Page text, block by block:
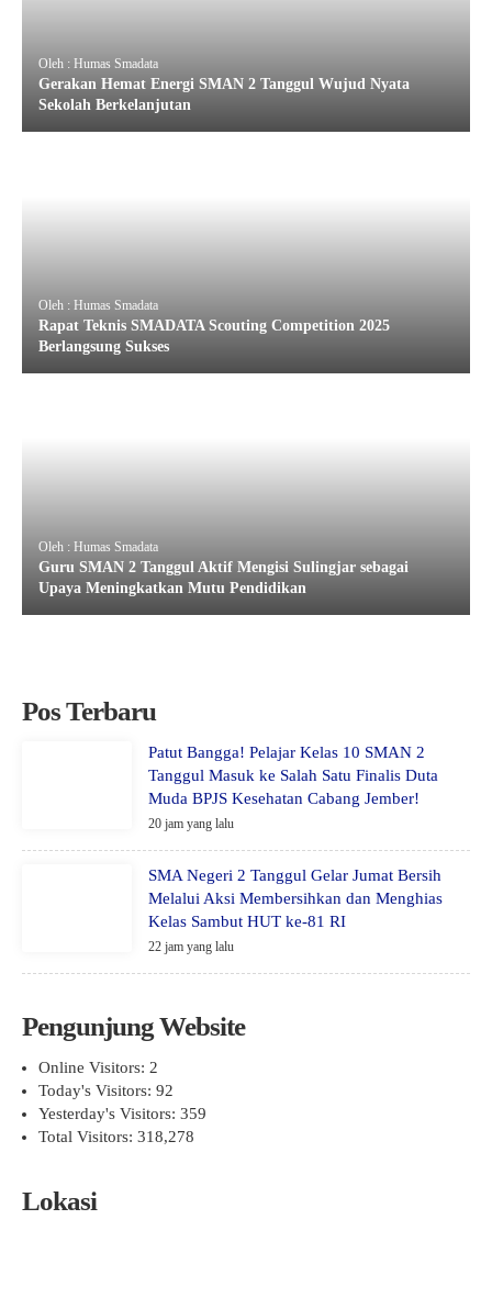
Oleh : Humas Smadata
Gerakan Hemat Energi SMAN 2 Tanggul Wujud Nyata
Sekolah Berkelanjutan
Oleh : Humas Smadata
Rapat Teknis SMADATA Scouting Competition 2025
Berlangsung Sukses
Oleh : Humas Smadata
Guru SMAN 2 Tanggul Aktif Mengisi Sulingjar sebagai
Upaya Meningkatkan Mutu Pendidikan
Pos Terbaru
Patut Bangga! Pelajar Kelas 10 SMAN 2
Tanggul Masuk ke Salah Satu Finalis Duta
Muda BPJS Kesehatan Cabang Jember!
20 jam yang lalu
SMA Negeri 2 Tanggul Gelar Jumat Bersih
Melalui Aksi Membersihkan dan Menghias
Kelas Sambut HUT ke-81 RI
22 jam yang lalu
Pengunjung Website
Online Visitors: 2
Today's Visitors: 92
Yesterday's Visitors: 359
Total Visitors: 318,278
Lokasi